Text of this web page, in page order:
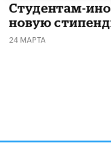
Студентам-
новую
24 МАРТА